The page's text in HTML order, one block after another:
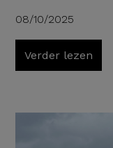
08/10/2025
Verder lezen